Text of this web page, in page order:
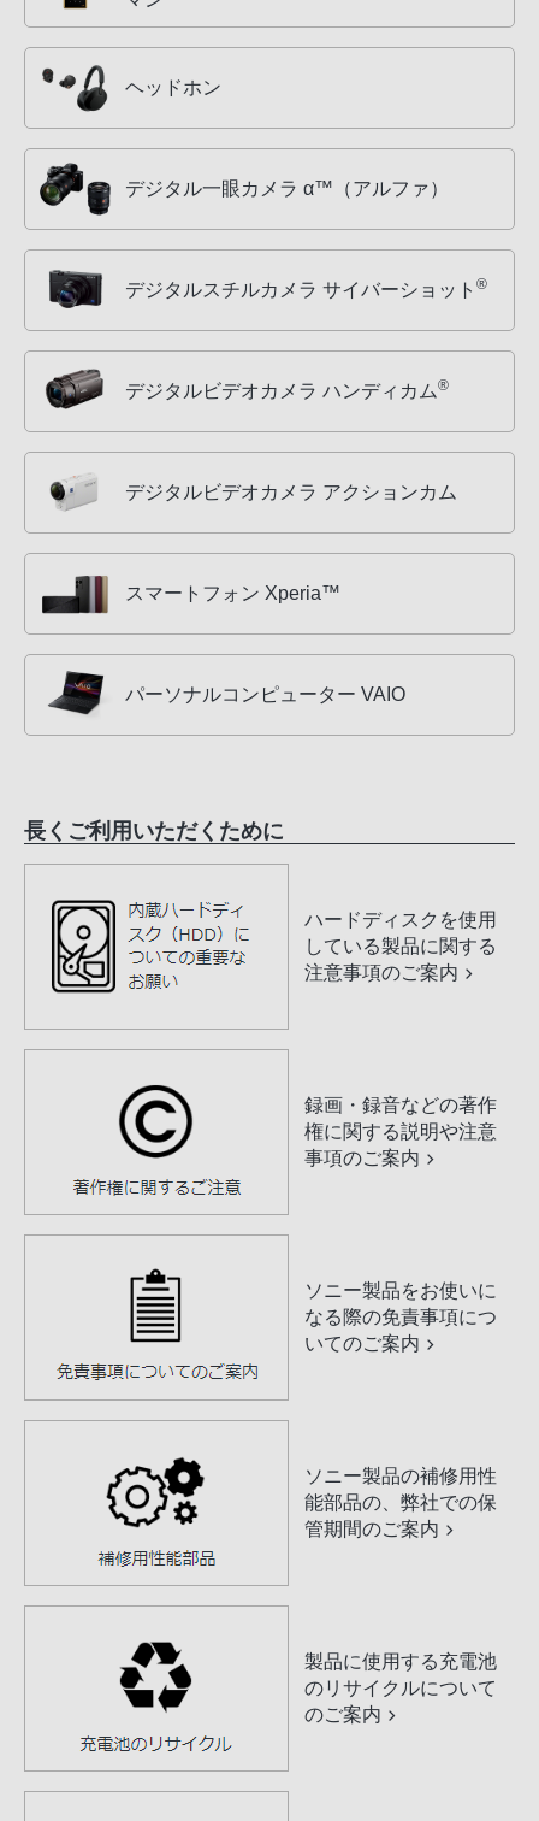
ヘッドホン
デジタル一眼カメラ α™（アルファ）
デジタルスチルカメラ サイバーショット ®
デジタルビデオカメラ ハンディカム®
デジタルビデオカメラ アクションカム
スマートフォン Xperia™
パーソナルコンピューター VAIO
長くご利用いただくために
ハードディスクを使用
している製品に関する
注意事項のご案内
録画・録音などの著作
権に関する説明や注意
事項のご案内
ソニー製品をお使いに
なる際の免責事項につ
いてのご案内
ソニー製品の補修用性
能部品の、弊社での保
管期間のご案内
製品に使用する充電池
のリサイクルについて
のご案内